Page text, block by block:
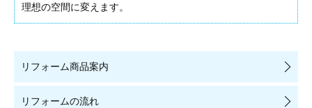
理想の空間に変えます。
リフォーム商品案内
リフォームの流れ